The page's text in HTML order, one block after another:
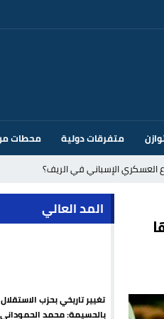
متفرقات دولية
محطات
الإسباني في الريف؟
المد العالي
تغيير تاريخي بحزب الاستقلال
بالحسيمة: محمد الحموداني